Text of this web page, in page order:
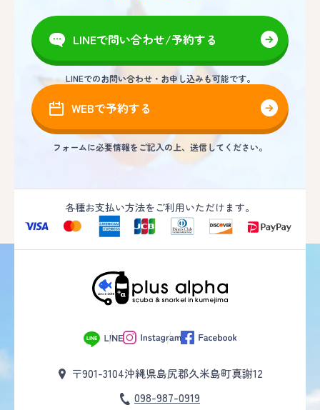
LINEで問い合わせ/予約する
LINEでのお問い合わせ・お申し込みも可能です。
WEBで予約する
フォームに必要情報をご記入の上、送信してください。
各種お支払い方法をご利用いただけます。
〒901-3104沖縄県島尻郡久米島町真謝12
098-987-0919